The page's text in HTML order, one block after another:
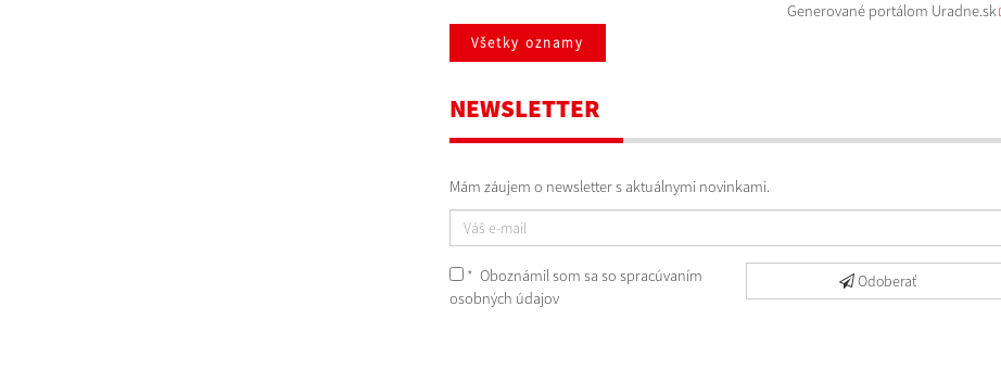
Generované portálom Uradne.sk
Všetky oznamy
NEWSLETTER
Mám záujem o newsletter s aktuálnymi novinkami.
* Oboznámil som sa so spracúvaním
osobných údajov
Odoberať